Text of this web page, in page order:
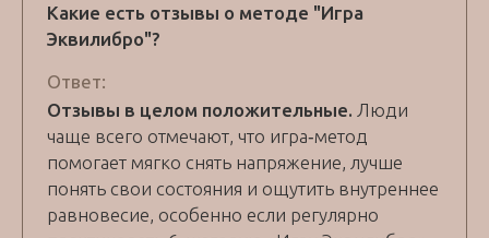
Какие есть отзывы о методе "Игра
Эквилибро"?
Ответ:
Отзывы в целом положительные. Люди
чаще всего отмечают, что игра‑метод
помогает мягко снять напряжение, лучше
понять свои состояния и ощутить внутреннее
равновесие, особенно если регулярно